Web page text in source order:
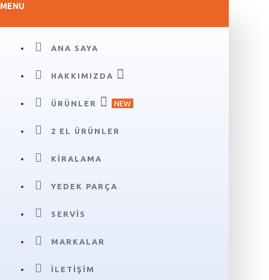
MENU
ANA SAYA
HAKKIMIZDA
ÜRÜNLER NEW
2 EL ÜRÜNLER
KIRALAMA
YEDEK PARÇA
SERVIS
MARKALAR
İLETIŞIM